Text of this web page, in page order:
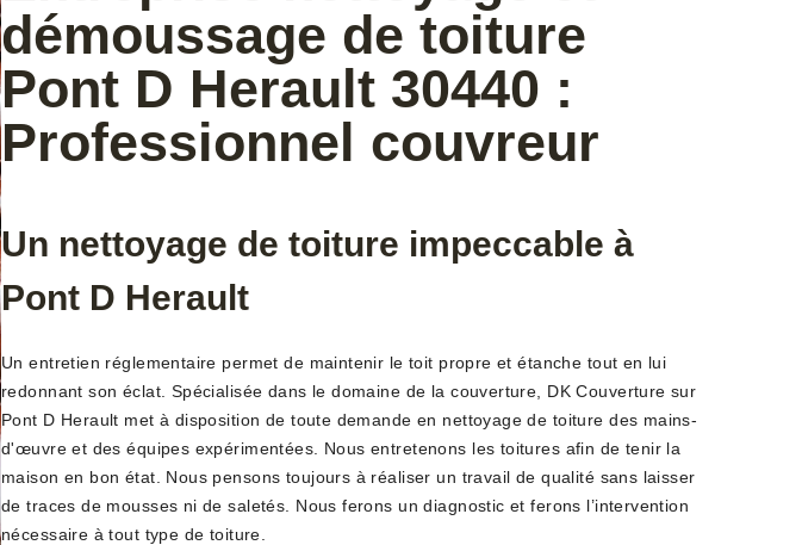
démoussage de toiture
Pont D Herault 30440 :
Professionnel couvreur
Un nettoyage de toiture impeccable à
Pont D Herault
Un entretien réglementaire permet de maintenir le toit propre et étanche tout en lui
redonnant son éclat. Spécialisée dans le domaine de la couverture, DK Couverture sur
Pont D Herault met à disposition de toute demande en nettoyage de toiture des mains-
d'œuvre et des équipes expérimentées. Nous entretenons les toitures afin de tenir la
maison en bon état. Nous pensons toujours à réaliser un travail de qualité sans laisser
de traces de mousses ni de saletés. Nous ferons un diagnostic et ferons l’intervention
nécessaire à tout type de toiture.